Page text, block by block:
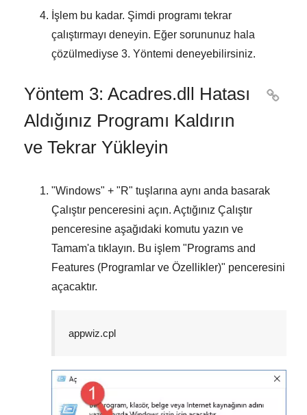
İşlem bu kadar. Şimdi programı tekrar
çalıştırmayı deneyin. Eğer sorununuz hala
çözülmediyse 3. Yöntemi deneyebilirsiniz.
Yöntem 3: Acadres.dll Hatası
Aldığınız Programı Kaldırın
ve Tekrar Yükleyin

"Windows" + "R" tuşlarına aynı anda basarak
Çalıştır penceresini açın. Açtığınız Çalıştır
penceresine aşağıdaki komutu yazın ve
Tamam'a tıklayın. Bu işlem "Programs and
Features (Programlar ve Özellikler)" penceresini
açacaktır.
appwiz.cpl